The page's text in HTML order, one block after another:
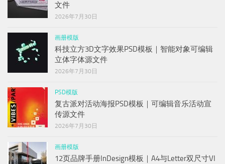
文件
2026年7月30日
画册模版
科技立方3D文字效果PSD模板｜智能对象可编辑
立体字体源文件
2026年7月30日
PSD模版
复古派对活动海报PSD模板｜可编辑音乐活动宣
传源文件
2026年7月30日
画册模版
12页品牌手册InDesign模板｜A4与Letter双尺寸VI